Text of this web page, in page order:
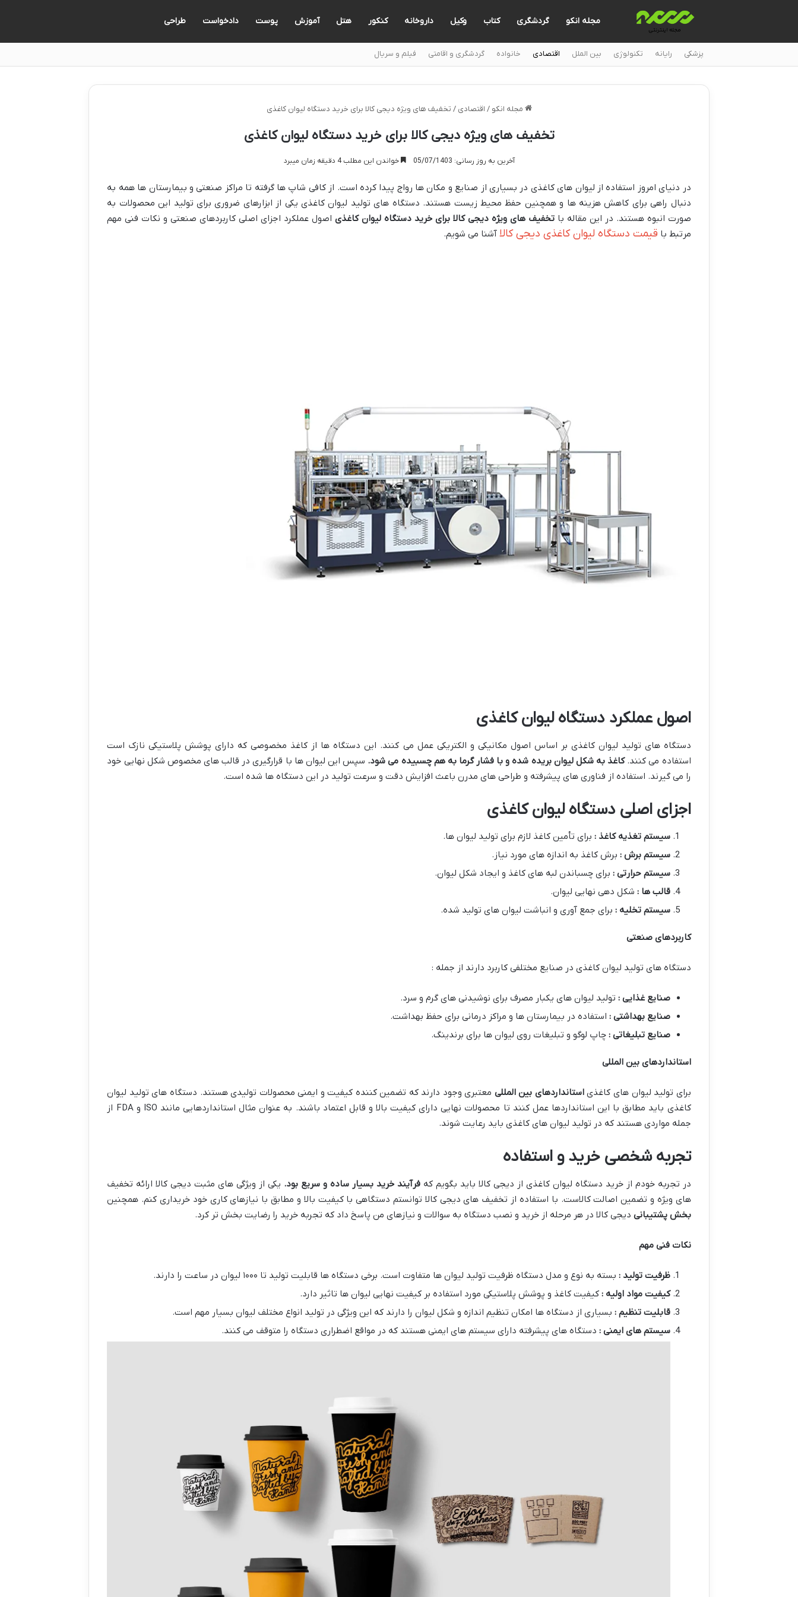
مجله انکو گردشگری کتاب وکیل داروخانه کنکور هتل آموزش پوست دادخواست طراحی
پزشکی رایانه تکنولوژی بین الملل اقتصادی خانواده گردشگری و اقامتی فیلم و سریال
مجله انکو / اقتصادی / تخفیف های ویژه دیجی کالا برای خرید دستگاه لیوان کاغذی
تخفیف های ویژه دیجی کالا برای خرید دستگاه لیوان کاغذی
آخرین به روز رسانی: 05/07/1403 خواندن این مطلب 4 دقیقه زمان میبرد
در دنیای امروز استفاده از لیوان های کاغذی در بسیاری از صنایع و مکان ها رواج پیدا کرده است. از کافی شاپ ها گرفته تا مراکز صنعتی و بیمارستان ها همه به
دنبال راهی برای کاهش هزینه ها و همچنین حفظ محیط زیست هستند. دستگاه های تولید لیوان کاغذی یکی از ابزارهای ضروری برای تولید این محصولات به
صورت انبوه هستند. در این مقاله باتخفیف های ویژه دیجی کالا برای خرید دستگاه لیوان کاغذیاصول عملکرد اجزای اصلی کاربردهای صنعتی و نکات فنی مهم
مرتبط با قیمت دستگاه لیوان کاغذی دیجی کالا آشنا می شویم.
اصول عملکرد دستگاه لیوان کاغذی
دستگاه های تولید لیوان کاغذی بر اساس اصول مکانیکی و الکتریکی عمل می کنند. این دستگاه ها از کاغذ مخصوصی که دارای پوشش پلاستیکی نازک است
استفاده می کنند.کاغذ به شکل لیوان بریده شده و با فشار گرما به هم چسبیده می شود. سپس این لیوان ها با قرارگیری در قالب های مخصوص شکل نهایی خود
را می گیرند. استفاده از فناوری های پیشرفته و طراحی های مدرن باعث افزایش دقت و سرعت تولید در این دستگاه ها شده است.
اجزای اصلی دستگاه لیوان کاغذی
سیستم تغذیه کاغذ : برای تأمین کاغذ لازم برای تولید لیوان ها.
سیستم برش : برش کاغذ به اندازه های مورد نیاز.
سیستم حرارتی : برای چسباندن لبه های کاغذ و ایجاد شکل لیوان.
قالب ها : شکل دهی نهایی لیوان.
سیستم تخلیه : برای جمع آوری و انباشت لیوان های تولید شده.
کاربردهای صنعتی
دستگاه های تولید لیوان کاغذی در صنایع مختلفی کاربرد دارند از جمله :
صنایع غذایی : تولید لیوان های یکبار مصرف برای نوشیدنی های گرم و سرد.
صنایع بهداشتی : استفاده در بیمارستان ها و مراکز درمانی برای حفظ بهداشت.
صنایع تبلیغاتی :چاپ لوگو و تبلیغات روی لیوان ها برای برندینگ.
استانداردهای بین المللی
برای تولید لیوان های کاغذیاستانداردهای بین المللی معتبری وجود دارند که تضمین کننده کیفیت و ایمنی محصولات تولیدی هستند. دستگاه های تولید لیوان
کاغذی باید مطابق با این استانداردها عمل کنند تا محصولات نهایی دارای کیفیت بالا و قابل اعتماد باشند. به عنوان مثال استانداردهایی مانند ISO و FDA از
جمله مواردی هستند که در تولید لیوان های کاغذی باید رعایت شوند.
تجربه شخصی خرید و استفاده
در تجربه خودم از خرید دستگاه لیوان کاغذی از دیجی کالا باید بگویم که فرآیند خرید بسیار ساده و سریع بود. یکی از ویژگی های مثبت دیجی کالا ارائه تخفیف
های ویژه و تضمین اصالت کالاست. با استفاده از تخفیف های دیجی کالا توانستم دستگاهی با کیفیت بالا و مطابق با نیازهای کاری خود خریداری کنم. همچنین
بخش پشتیبانی دیجی کالا در هر مرحله از خرید و نصب دستگاه به سوالات و نیازهای من پاسخ داد که تجربه خرید را رضایت بخش تر کرد.
نکات فنی مهم
ظرفیت تولید : بسته به نوع و مدل دستگاه ظرفیت تولید لیوان ها متفاوت است. برخی دستگاه ها قابلیت تولید تا ۱۰۰۰ لیوان در ساعت را دارند.
کیفیت مواد اولیه :کیفیت کاغذ و پوشش پلاستیکی مورد استفاده بر کیفیت نهایی لیوان ها تاثیر دارد.
قابلیت تنظیم : بسیاری از دستگاه ها امکان تنظیم اندازه و شکل لیوان را دارند که این ویژگی در تولید انواع مختلف لیوان بسیار مهم است.
سیستم های ایمنی : دستگاه های پیشرفته دارای سیستم های ایمنی هستند که در مواقع اضطراری دستگاه را متوقف می کنند.